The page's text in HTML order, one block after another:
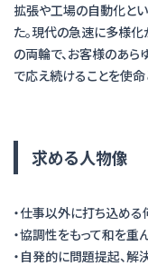
拡張や工場の自動化と
た。現代の急速に多様
の両輪で、お客様のあら
で応え続けることを使命
求める人物像
・仕事以外に打ち込め
・協調性をもって和を重
・自発的に問題提起、